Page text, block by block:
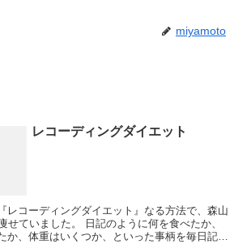
miyamoto
レコーディングダイエット
レコーディングダイエット』なる方法で、森山
せていました。 日記のように何を食べたか、
か、体重はいくつか、といった事柄を毎日記録